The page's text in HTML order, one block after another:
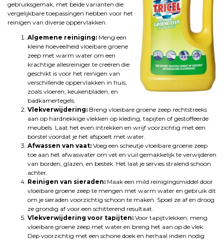
gebruiksgemak, met beide varianten die
vergelijkbare toepassingen hebben voor het
reinigen van diverse oppervlakken.
Algemene reiniging: Meng een
kleine hoeveelheid vloeibare groene
zeep met warm water om een
krachtige allesreiniger te creëren die
geschikt is voor het reinigen van
verschillende oppervlakken in huis,
zoals vloeren, keukenbladen, en
badkamertegels.
Vlekverwijdering: Breng vloeibare groene zeep rechtstreeks
aan op hardnekkige vlekken op kleding, tapijten of gestoffeerde
meubels. Laat het even intrekken en wrijf voorzichtig met een
borstel voordat je het afspoelt met water.
Afwassen van vaat: Voeg een scheutje vloeibare groene zeep
toe aan het afwaswater om vet en vuil gemakkelijk te verwijderen
van borden, glazen, en bestek. Het laat je servies stralend schoon
achter.
Reinigen van sieraden: Maak een mild reinigingsmiddel door
vloeibare groene zeep te mengen met warm water en gebruik dit
om je sieraden voorzichtig schoon te maken. Spoel ze af en droog
ze grondig af voor een schitterend resultaat.
Vlekverwijdering voor tapijten: Voor tapijtvlekken, meng
vloeibare groene zeep met water en breng het aan op de vlek.
Dep voorzichtig met een schone doek en herhaal indien nodig